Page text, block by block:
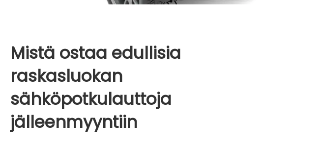
Mistä ostaa edullisia
raskasluokan
sähköpotkulauttoja
jälleenmyyntiin